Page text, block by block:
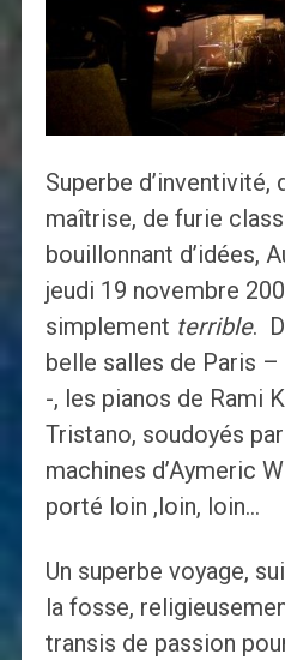
Superbe d’inventivité,
maîtrise, de furie
bouillonnant d’idées,
jeudi 19 novembre
simplement terrible.
belle salles de Paris –
-, les pianos de Rami
Tristano, soudoyés
machines d’Aymeric
porté loin ,loin, loin…
Un superbe voyage,
la fosse,
transis de passion